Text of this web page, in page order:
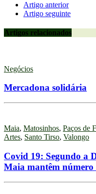
Artigo anterior
Artigo seguinte
Artigos relacionados
Negócios
Mercadona solidária
Maia, Matosinhos, Paços de
Artes, Santo Tirso, Valongo
Covid 19: Segundo a
Maia mantêm número